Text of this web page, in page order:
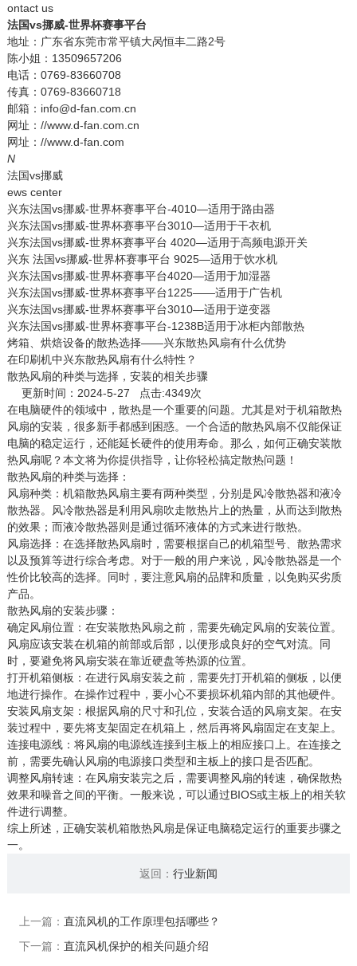
ontact us
法国vs挪威-世界杯赛事平台
地址：广东省东莞市常平镇大呙恒丰二路2号
陈小姐：13509657206
电话：0769-83660708
传真：0769-83660718
邮箱：info@d-fan.com.cn
网址：//www.d-fan.com.cn
网址：//www.d-fan.com
N
法国vs挪威
ews center
兴东法国vs挪威-世界杯赛事平台-4010—适用于路由器
兴东法国vs挪威-世界杯赛事平台3010—适用于干衣机
兴东法国vs挪威-世界杯赛事平台 4020—适用于高频电源开关
兴东 法国vs挪威-世界杯赛事平台 9025—适用于饮水机
兴东法国vs挪威-世界杯赛事平台4020—适用于加湿器
兴东法国vs挪威-世界杯赛事平台1225——适用于广告机
兴东法国vs挪威-世界杯赛事平台3010—适用于逆变器
兴东法国vs挪威-世界杯赛事平台-1238B适用于冰柜内部散热
烤箱、烘焙设备的散热选择——兴东散热风扇有什么优势
在印刷机中兴东散热风扇有什么特性？
散热风扇的种类与选择，安装的相关步骤
更新时间：2024-5-27 点击:4349次
在电脑硬件的领域中，散热是一个重要的问题。尤其是对于机箱散热
风扇的安装，很多新手都感到困惑。一个合适的散热风扇不仅能保证
电脑的稳定运行，还能延长硬件的使用寿命。那么，如何正确安装散
热风扇呢？本文将为你提供指导，让你轻松搞定散热问题！
散热风扇的种类与选择：
风扇种类：机箱散热风扇主要有两种类型，分别是风冷散热器和液冷
散热器。风冷散热器是利用风扇吹走散热片上的热量，从而达到散热
的效果；而液冷散热器则是通过循环液体的方式来进行散热。
风扇选择：在选择散热风扇时，需要根据自己的机箱型号、散热需求
以及预算等进行综合考虑。对于一般的用户来说，风冷散热器是一个
性价比较高的选择。同时，要注意风扇的品牌和质量，以免购买劣质
产品。
散热风扇的安装步骤：
确定风扇位置：在安装散热风扇之前，需要先确定风扇的安装位置。
风扇应该安装在机箱的前部或后部，以便形成良好的空气对流。同
时，要避免将风扇安装在靠近硬盘等热源的位置。
打开机箱侧板：在进行风扇安装之前，需要先打开机箱的侧板，以便
地进行操作。在操作过程中，要小心不要损坏机箱内部的其他硬件。
安装风扇支架：根据风扇的尺寸和孔位，安装合适的风扇支架。在安
装过程中，要先将支架固定在机箱上，然后再将风扇固定在支架上。
连接电源线：将风扇的电源线连接到主板上的相应接口上。在连接之
前，需要先确认风扇的电源接口类型和主板上的接口是否匹配。
调整风扇转速：在风扇安装完之后，需要调整风扇的转速，确保散热
效果和噪音之间的平衡。一般来说，可以通过BIOS或主板上的相关软
件进行调整。
综上所述，正确安装机箱散热风扇是保证电脑稳定运行的重要步骤之
一。
返回： 行业新闻
上一篇： 直流风机的工作原理包括哪些？
下一篇： 直流风机保护的相关问题介绍